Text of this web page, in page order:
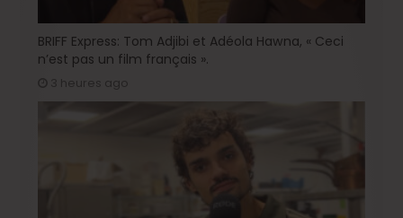
BRIFF Express: Tom Adjibi et Adéola Hawna, « Ceci
n’est pas un film français ».
3 heures ago